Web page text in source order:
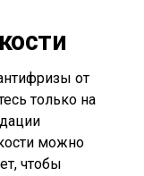
от
только на
можно
чтобы